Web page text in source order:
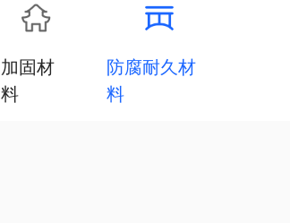
加固材
料
防腐耐久材
料